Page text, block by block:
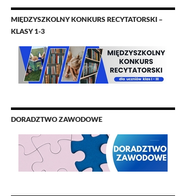
MIĘDZYSZKOLNY KONKURS RECYTATORSKI –
KLASY 1-3
DORADZTWO ZAWODOWE